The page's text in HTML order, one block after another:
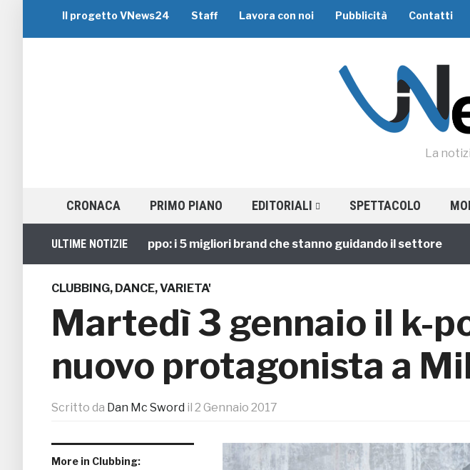
Il progetto VNews24 Staff Lavora con noi Pubblicità Contatti
La
CRONACA PRIMO PIANO EDITORIALI SPETTACOLO
ULTIME NOTIZIE
Viaggi di Gruppo: i 5 migliori brand che stanno guidando il settore 1
CLUBBING, DANCE,VARIETA'
Martedì 3 gennaio il k-
nuovo protagonista a
Scritto da Dan Mc Sword il 2 Gennaio 2017
More in Clubbing: